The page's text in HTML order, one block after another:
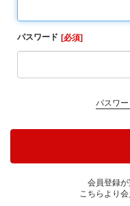
令和8年熊本地震の影
いて、 お荷物の出荷
■出荷不可の可能性が
■お荷物のお届けに遅
大変ご迷惑をおかけ
夏季休業期間中（8月
パスワード 必須
パスワ
会員登録が
こちらより